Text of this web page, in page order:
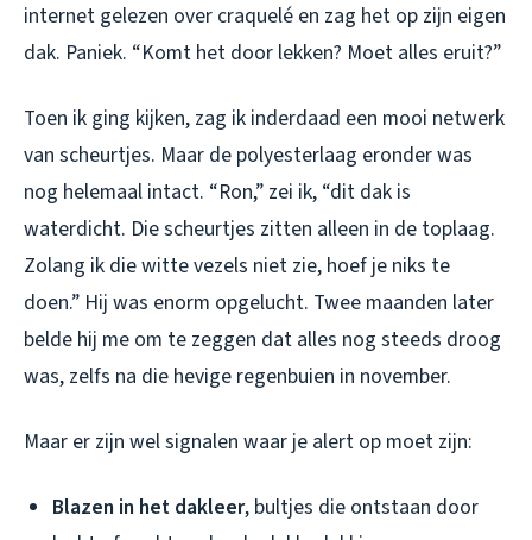
internet gelezen over craquelé en zag het op zijn eigen
dak. Paniek. “Komt het door lekken? Moet alles eruit?”
Toen ik ging kijken, zag ik inderdaad een mooi netwerk
van scheurtjes. Maar de polyesterlaag eronder was
nog helemaal intact. “Ron,” zei ik, “dit dak is
waterdicht. Die scheurtjes zitten alleen in de toplaag.
Zolang ik die witte vezels niet zie, hoef je niks te
doen.” Hij was enorm opgelucht. Twee maanden later
belde hij me om te zeggen dat alles nog steeds droog
was, zelfs na die hevige regenbuien in november.
Maar er zijn wel signalen waar je alert op moet zijn:
Blazen in het dakleer, bultjes die ontstaan door